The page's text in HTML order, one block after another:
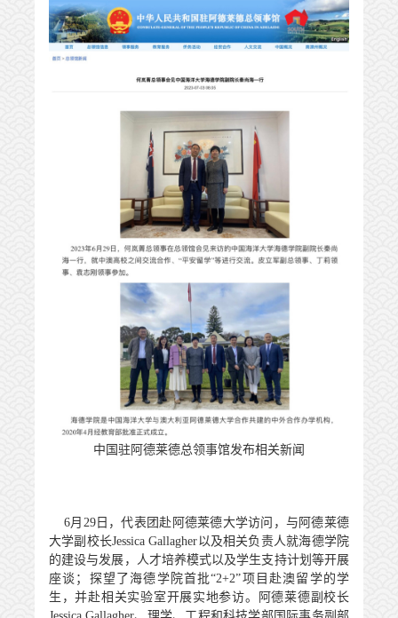
中国驻阿德莱德总领事馆发布相关新闻
6月 29日，代表团赴阿德莱德大学访问，与阿德莱德
大学副校长Jessica Gallagher以及相关负责人就海德学院
的建设与发展，人才培养模式以及学生支持计划等开展
座谈；探望了海德学院首批“2+2”项目赴澳留学的学
生，并赴相关实验室开展实地参访。阿德莱德副校长